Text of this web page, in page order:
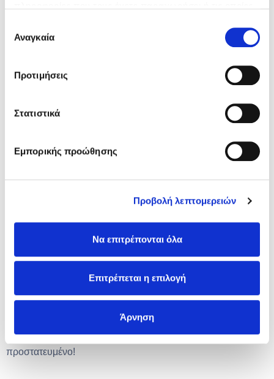
των υπηρεσιών τους.
συγκατάθεσης
Αναγκαία
Προτιμήσεις
Στατιστικά
Εμπορικής προώθησης
Προβολή λεπτομερειών
Να επιτρέπονται όλα
Επιτρέπεται η επιλογή
Άρνηση
Ανιχνευτές κίνησης
Προχωρημένες λύσεις:
Εφαρμογές τηλεπαρακολούθησης
Τώρα που γνωρίζετε πότε είναι πιο πιθανό να δράσουν οι
κλέφτες, μπορείτε να πάρετε τα απαραίτητα μέτρα
από την αντιμετώπιση των συνεπειών.
Εκτός από τα μέτρα ασφάλειας, μην ξεχνάτε τηνασφάλεια
! Μια καλή ασφαλιστική κάλυψη σας προστατεύει
από τυχόν οικονομικές ζημιές.
Μέσα από το Asfaleies24 μπορείτε να συγκρίνετε τιμές στην
Προστατέψτε το σπίτι σας με τις καλύτερες τιμές της αγοράς.
Κλείστε την ασφάλεια κατοικίας σας σήμερα και κοιμηθείτε
ήσυχοι γνωρίζοντας ότι το σπίτι σας είναι πλήρως
προστατευμένο!